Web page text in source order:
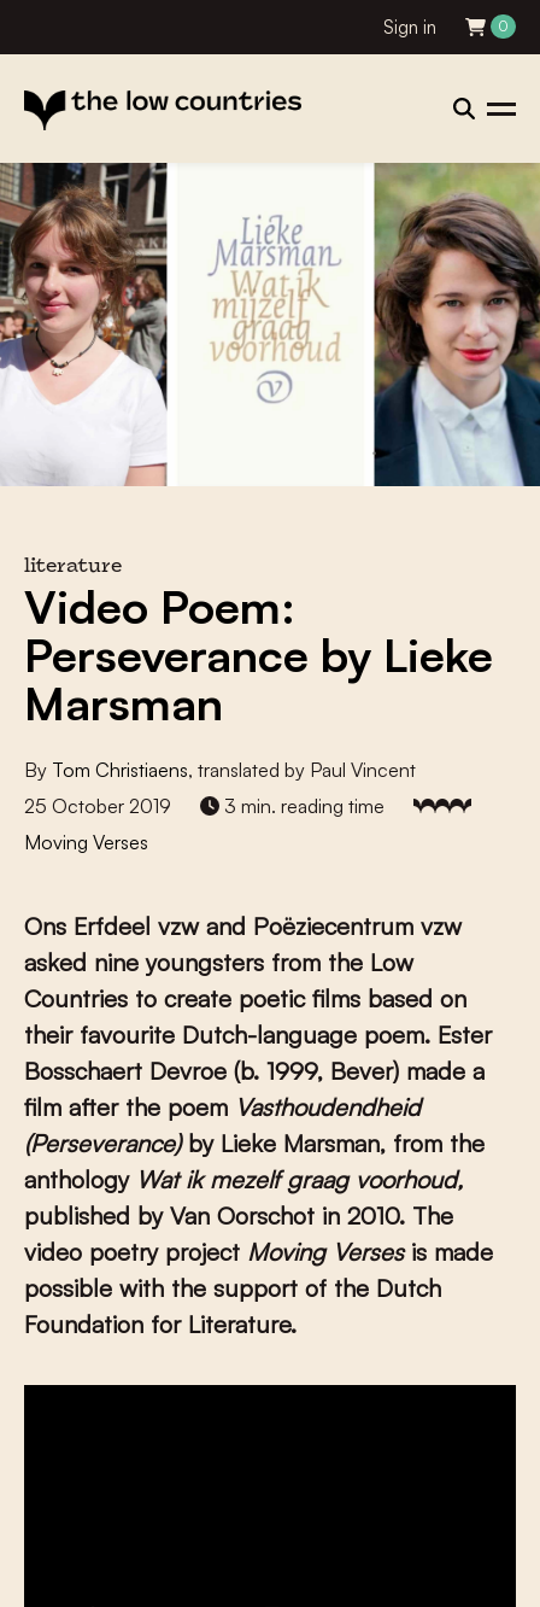
Sign in 0
literature
Video Poem:
Perseverance by Lieke
Marsman
By Tom Christiaens, translated by Paul Vincent
25 October 2019
3 min. reading time
Moving Verses
Ons Erfdeel vzw and Poëziecentrum vzw
asked nine youngsters from the Low
Countries to create poetic films based on
their favourite Dutch-language poem. Ester
Bosschaert Devroe (b. 1999, Bever) made a
film after the poem Vasthoudendheid
(Perseverance)by Lieke Marsman, from the
anthology Wat ik mezelf graag voorhoud,
published by Van Oorschot in 2010. The
video poetry project Moving Versesis made
possible with the support of the Dutch
Foundation for Literature.